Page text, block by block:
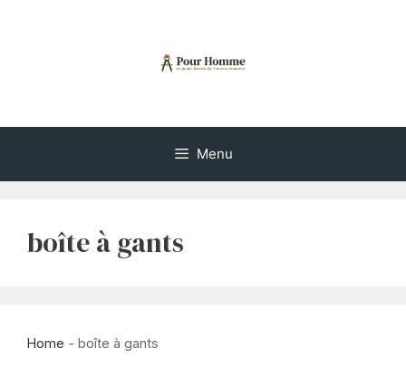
Menu
boîte à gants
Home - boîte à gants